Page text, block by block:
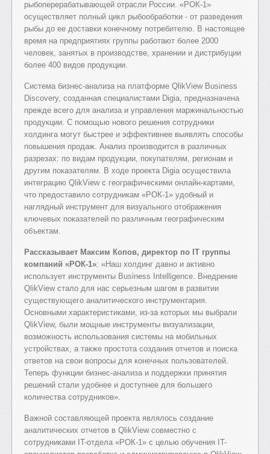
рыбоперерабатывающей отрасли России. «РОК-1»
осуществляет полный цикл рыбообработки - от разведения
рыбы до ее доставки конечному потребителю. В настоящее
время на предприятиях группы работают более 2000
человек, занятых в производстве, хранении и дистрибуции
более 400 видов продукции.
Система бизнес-анализа на платформе QlikView Business
Discovery, созданная специалистами Digia, предназначена
прежде всего для анализа и управления маржинальностью
продукции. С помощью нового решения сотрудники
холдинга могут быстрее и эффективнее выявлять способы
повышения продаж. Анализ производится в различных
разрезах: по видам продукции, покупателям, регионам и
другим показателям. В ходе проекта Digia осуществила
интеграцию QlikView с географическими онлайн-картами,
что предоставило сотрудникам «РОК-1» удобный и
наглядный инструмент для визуального отображения
ключевых показателей по различным географическим
объектам.
Рассказывает Максим Копов, директор по IT группы
компаний «РОК-1»: «Наш холдинг давно и активно
использует инструменты Business Intelligence. Внедрение
QlikView стало для нас серьезным шагом в развитии
существующего аналитического инструментария.
Основными характеристиками, из-за которых мы выбрали
QlikView, были мощные инструменты визуализации,
возможность использования системы на мобильных
устройствах, а также простота создания отчетов и поиска
ответов на свои вопросы для конечных пользователей.
Теперь функции бизнес-анализа и поддержки принятия
решений стали удобнее и доступнее для большего
количества сотрудников».
Важной составляющей проекта являлось создание
аналитических отчетов в QlikView совместно с
сотрудниками IT-отдела «РОК-1» с целью обучения IT-